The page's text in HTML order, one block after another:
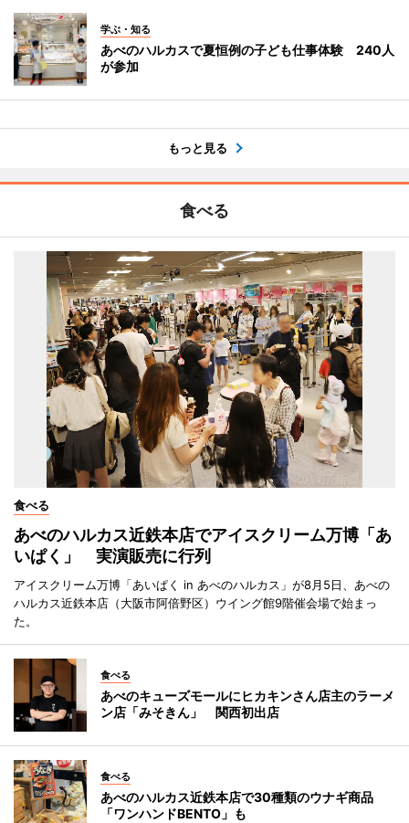
学ぶ・知る
あべのハルカスで夏恒例の子ども仕事体験 240人
が参加
もっと見る
食べる
食べる
あべのハルカス近鉄本店でアイスクリーム万博「あ
いぱく」 実演販売に行列
アイスクリーム万博「あいぱく in あべのハルカス」が8月5日、あべの
ハルカス近鉄本店（大阪市阿倍野区）ウイング館9階催会場で始まっ
た。
食べる
あべのキューズモールにヒカキンさん店主のラーメ
ン店「みそきん」 関西初出店
食べる
あべのハルカス近鉄本店で30種類のウナギ商品
「ワンハンドBENTO」も